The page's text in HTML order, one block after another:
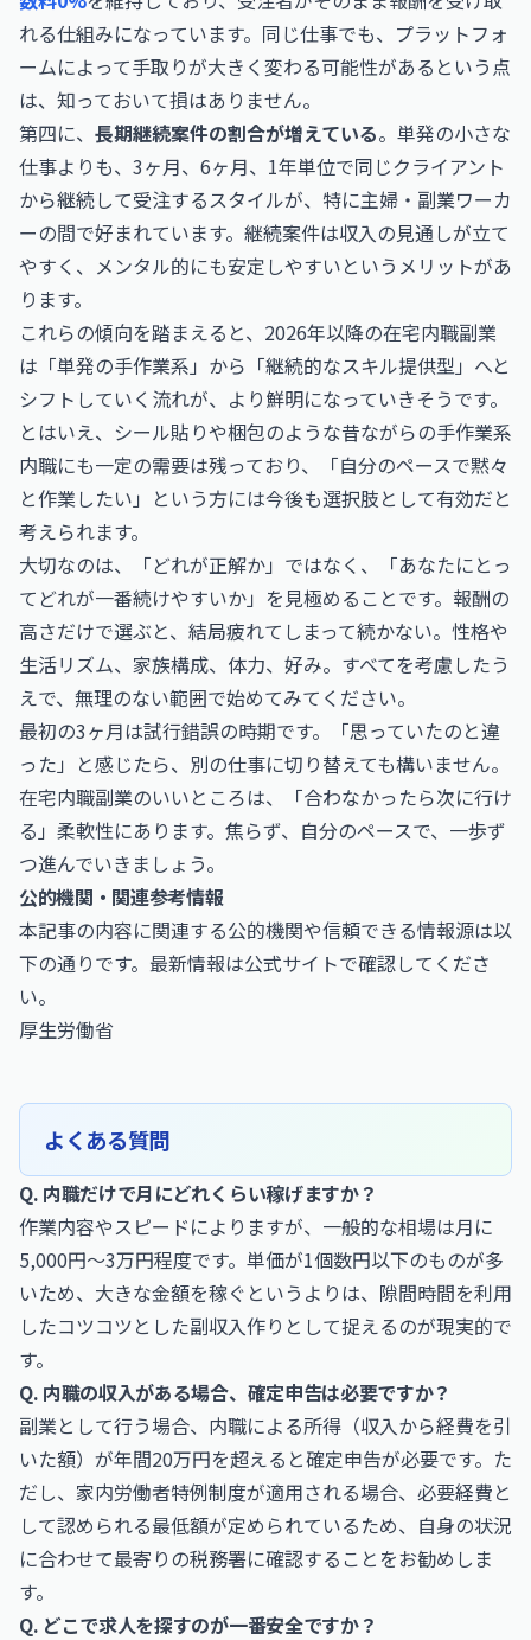
れる仕組みになっています。同じ仕事でも、プラットフォ
ームによって手取りが大きく変わる可能性があるという点
は、知っておいて損はありません。
第四に、 長期継続案件の割合が増えている。単発の小さな
仕事よりも、3ヶ月、6ヶ月、1年単位で同じクライアント
から継続して受注するスタイルが、特に主婦・副業ワーカ
ーの間で好まれています。継続案件は収入の見通しが立て
やすく、メンタル的にも安定しやすいというメリットがあ
ります。
これらの傾向を踏まえると、2026年以降の在宅内職副業
は「単発の手作業系」から「継続的なスキル提供型」へと
シフトしていく流れが、より鮮明になっていきそうです。
とはいえ、シール貼りや梱包のような昔ながらの手作業系
内職にも一定の需要は残っており、「自分のペースで黙々
と作業したい」という方には今後も選択肢として有効だと
考えられます。
大切なのは、「どれが正解か」ではなく、「あなたにとっ
てどれが一番続けやすいか」を見極めることです。報酬の
高さだけで選ぶと、結局疲れてしまって続かない。性格や
生活リズム、家族構成、体力、好み。すべてを考慮したう
えで、無理のない範囲で始めてみてください。
最初の3ヶ月は試行錯誤の時期です。「思っていたのと違
った」と感じたら、別の仕事に切り替えても構いません。
在宅内職副業のいいところは、「合わなかったら次に行け
る」柔軟性にあります。焦らず、自分のペースで、一歩ず
つ進んでいきましょう。
公的機関・関連参考情報
本記事の内容に関連する公的機関や信頼できる情報源は以
下の通りです。最新情報は公式サイトで確認してくださ
い。
厚生労働省
よくある質問
Q. 内職だけで月にどれくらい稼げますか？
作業内容やスピードによりますが、一般的な相場は月に
5,000円〜3万円程度です。単価が1個数円以下のものが多
いため、大きな金額を稼ぐというよりは、隙間時間を利用
したコツコツとした副収入作りとして捉えるのが現実的で
す。
Q. 内職の収入がある場合、確定申告は必要ですか？
副業として行う場合、内職による所得（収入から経費を引
いた額）が年間20万円を超えると確定申告が必要です。た
だし、家内労働者特例制度が適用される場合、必要経費と
して認められる最低額が定められているため、自身の状況
に合わせて最寄りの税務署に確認することをお勧めしま
す。
Q. どこで求人を探すのが一番安全ですか？